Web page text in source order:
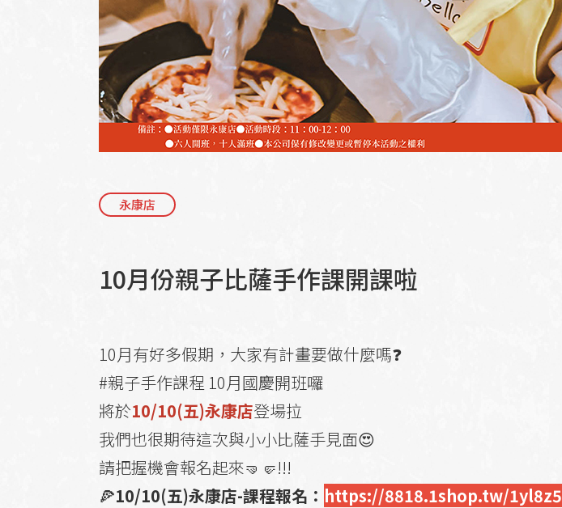
永康店
10月份親子比薩手作課開課啦
10月有好多假期，大家有計畫要做什麼嗎❓
#親子手作課程 10月國慶開班囉
將於10/10(五)永康店登場拉
我們也很期待這次與小小比薩手見面😍
請把握機會報名起來🤜🤛!!!
🍕10/10(五)永康店-課程報名： https://8818.1shop.tw/1yl8z5